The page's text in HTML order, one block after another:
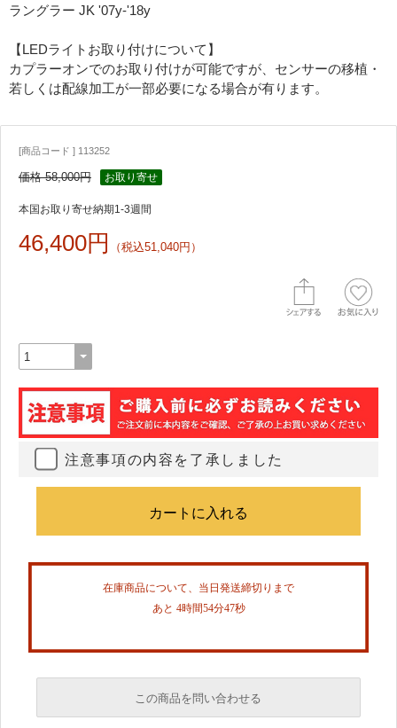
ラングラー JK '07y-'18y
【LEDライトお取り付けについて】
カプラーオンでのお取り付けが可能ですが、センサーの移植・
若しくは配線加工が一部必要になる場合が有ります。
[商品コード ] 113252
価格 58,000円 お取り寄せ
本国お取り寄せ納期1-3週間
46,400円 （税込51,040円）
注意事項の内容を了承しました
在庫商品について、当日発送締切りまで
あと 4時間54分46秒
この商品を問い合わせる